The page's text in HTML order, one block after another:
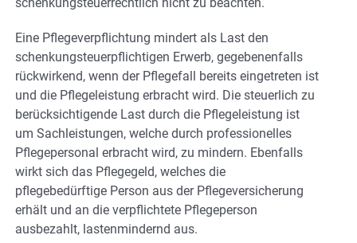
Eine Pflegeverpflichtung mindert als Last den
schenkungsteuerpflichtigen Erwerb, gegebenenfalls
rückwirkend, wenn der Pflegefall bereits eingetreten ist
und die Pflegeleistung erbracht wird. Die steuerlich zu
berücksichtigende Last durch die Pflegeleistung ist
um Sachleistungen, welche durch professionelles
Pflegepersonal erbracht wird, zu mindern. Ebenfalls
wirkt sich das Pflegegeld, welches die
pflegebedürftige Person aus der Pflegeversicherung
erhält und an die verpflichtete Pflegeperson
ausbezahlt, lastenmindernd aus.